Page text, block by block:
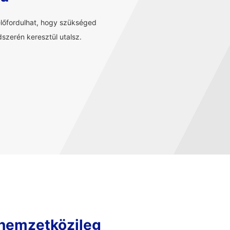
hogy szükséged
keresztül utalsz.